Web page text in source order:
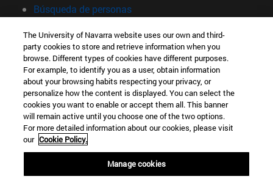
Búsqueda de personas(abre en nueva ventana)
Información
TFNO +34 948 42 56 00
¿QUÉ GRADO TE INTERESA?
¿QUÉ MÁSTER TE INTERESA?
© Universidad de Navarra
Información legal
Accesibilidad
Configuración de cookies
The University of Navarra website uses our own and third-
party cookies to store and retrieve information when you
browse. Different types of cookies have different purposes.
For example, to identify you as a user, obtain information
about your browsing habits respecting your privacy, or
personalize how the content is displayed. You can select the
cookies you want to enable or accept them all. This banner
will remain active until you choose one of the two options.
For more detailed information about our cookies, please visit
our Cookie Policy.
Manage cookies